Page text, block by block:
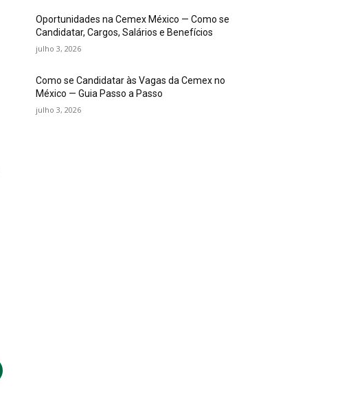
Oportunidades na Cemex México — Como se
Candidatar, Cargos, Salários e Benefícios
julho 3, 2026
Como se Candidatar às Vagas da Cemex no
México — Guia Passo a Passo
julho 3, 2026